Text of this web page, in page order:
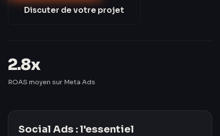
Discuter de votre projet
2.8x
ROAS moyen sur Meta Ads
Social Ads : l'essentiel